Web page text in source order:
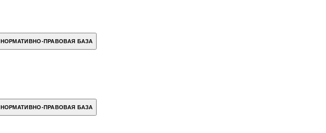
НОРМАТИВНО-ПРАВОВАЯ БАЗА
НОРМАТИВНО-ПРАВОВАЯ БАЗА